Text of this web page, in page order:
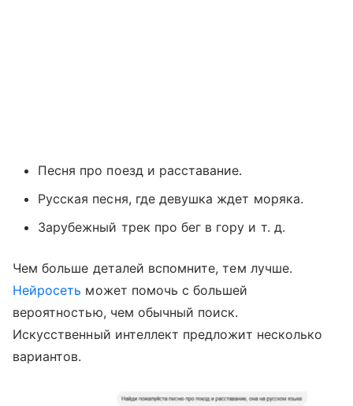
Песня про поезд и расставание.
Русская песня, где девушка ждет моряка.
Зарубежный трек про бег в гору и т. д.
Чем больше деталей вспомните, тем лучше.
Нейросеть может помочь с большей
вероятностью, чем обычный поиск.
Искусственный интеллект предложит несколько
вариантов.